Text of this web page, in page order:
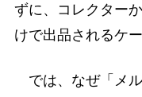
ずに、コレクター
けで出品されるケ
では、なぜ「メ